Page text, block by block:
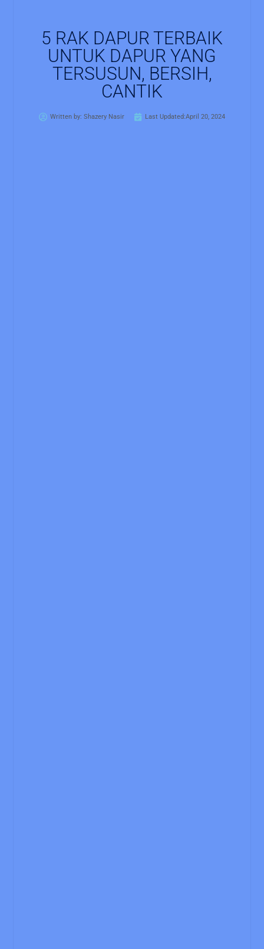
5 RAK DAPUR TERBAIK
UNTUK DAPUR YANG
TERSUSUN, BERSIH,
CANTIK
Written by: Shazery Nasir Last Updated:April 20, 2024